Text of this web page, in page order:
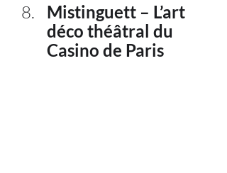
Mistinguett – L’art
déco théâtral du
Casino de Paris